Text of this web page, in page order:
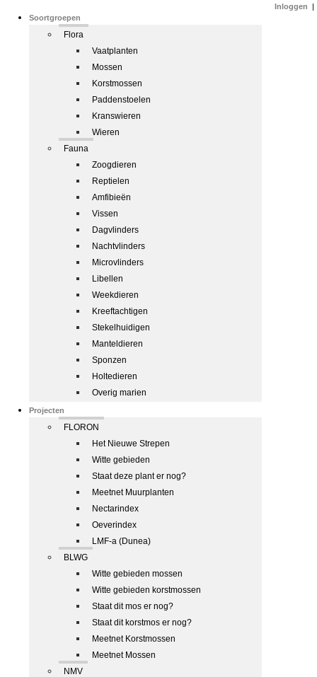
Soortgroepen
Flora
Vaatplanten
Mossen
Korstmossen
Paddenstoelen
Kranswieren
Wieren
Fauna
Zoogdieren
Reptielen
Amfibieën
Vissen
Dagvlinders
Nachtvlinders
Microvlinders
Libellen
Weekdieren
Kreeftachtigen
Stekelhuidigen
Manteldieren
Sponzen
Holtedieren
Overig marien
Projecten
FLORON
Het Nieuwe Strepen
Witte gebieden
Staat deze plant er nog?
Meetnet Muurplanten
Nectarindex
Oeverindex
LMF-a (Dunea)
BLWG
Witte gebieden mossen
Witte gebieden korstmossen
Staat dit mos er nog?
Staat dit korstmos er nog?
Meetnet Korstmossen
Meetnet Mossen
NMV
Inloggen |